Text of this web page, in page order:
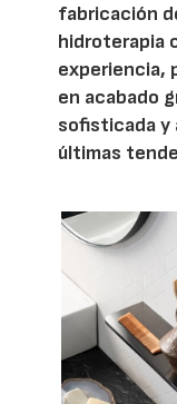
fabricación
hidroterapia
experiencia,
en acabado
sofisticada y
últimas